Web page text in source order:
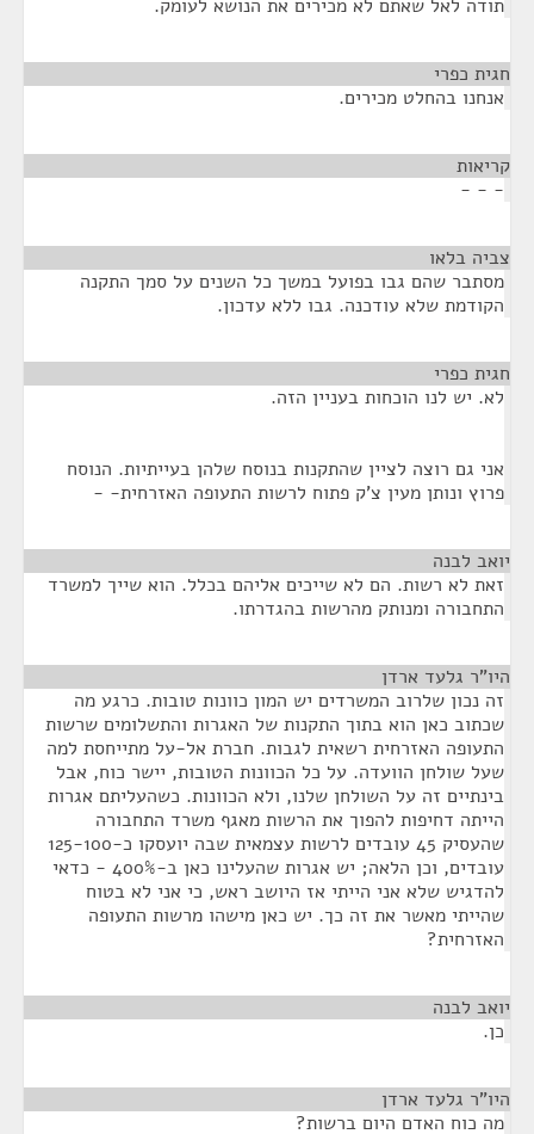
תודה לאל שאתם לא מכירים את הנושא לעומק.
חגית כפרי
אנחנו בהחלט מכירים.
קריאות
- - -
צביה בלאו
מסתבר שהם גבו בפועל במשך כל השנים על סמך התקנה
הקודמת שלא עודכנה. גבו ללא עדכון.
חגית כפרי
לא. יש לנו הוכחות בעניין הזה.
אני גם רוצה לציין שהתקנות בנוסח שלהן בעייתיות. הנוסח
פרוץ ונותן מעין צ'ק פתוח לרשות התעופה האזרחית- -
יואב לבנה
זאת לא רשות. הם לא שייכים אליהם בכלל. הוא שייך למשרד
התחבורה ומנותק מהרשות בהגדרתו.
היו"ר גלעד ארדן
זה נכון שלרוב המשרדים יש המון כוונות טובות. כרגע מה
שכתוב כאן הוא בתוך התקנות של האגרות והתשלומים שרשות
התעופה האזרחית רשאית לגבות. חברת אל-על מתייחסת למה
שעל שולחן הוועדה. על כל הכוונות הטובות, יישר כוח, אבל
בינתיים זה על השולחן שלנו, ולא הכוונות. כשהעליתם אגרות
הייתה דחיפות להפוך את הרשות מאגף משרד התחבורה
שהעסיק 45 עובדים לרשות עצמאית שבה יועסקו כ-125-100
עובדים, וכן הלאה; יש אגרות שהעלינו כאן ב-400% - כדאי
להדגיש שלא אני הייתי אז היושב ראש, כי אני לא בטוח
שהייתי מאשר את זה כך. יש כאן מישהו מרשות התעופה
האזרחית?
יואב לבנה
כן.
היו"ר גלעד ארדן
מה כוח האדם היום ברשות?